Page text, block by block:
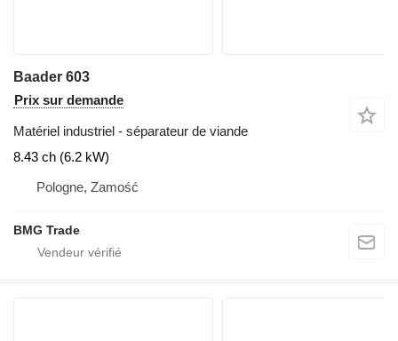
Baader 603
Prix sur demande
Matériel industriel - séparateur de viande
8.43 ch (6.2 kW)
Pologne, Zamość
BMG Trade